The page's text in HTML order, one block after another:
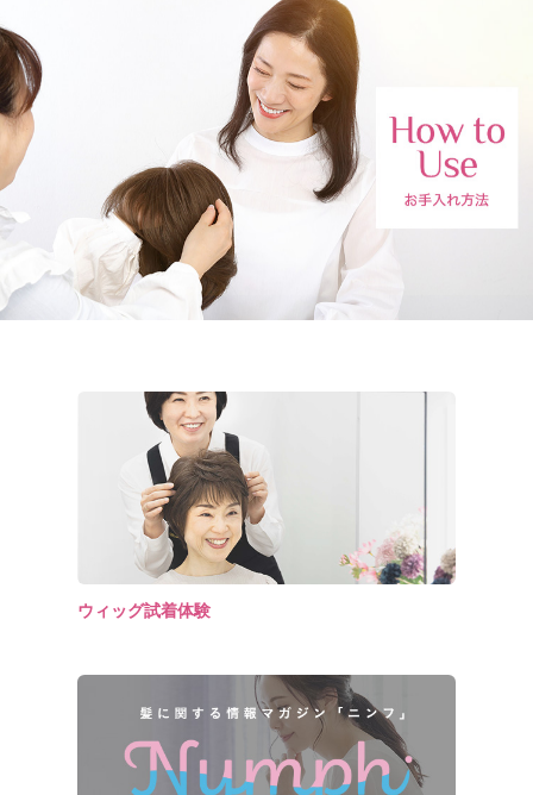
ウィッグ試着体験